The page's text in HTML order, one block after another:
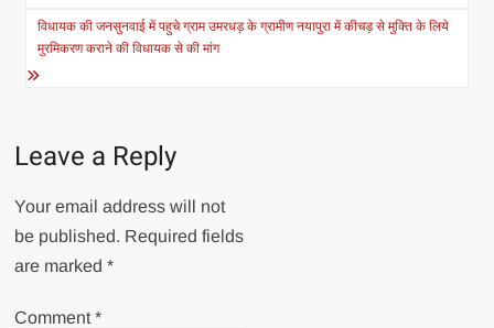
विधायक की जनसुनवाई में पहुचे ग्राम उमरधड़ के ग्रामीण नयापुरा में कीचड़ से मुक्ति के लिये
मुरमिकरण कराने की विधायक से की मांग
Leave a Reply
Your email address will not
be published. Required fields
are marked*
Comment*